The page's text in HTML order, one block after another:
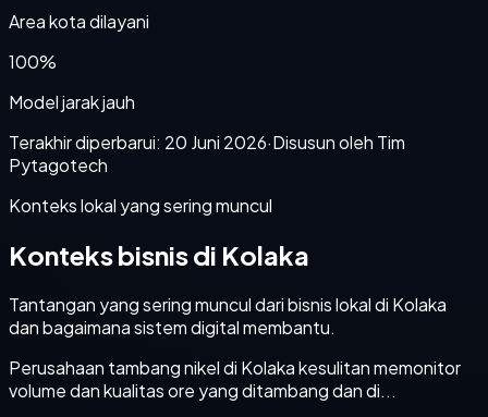
Area kota dilayani
100%
Model jarak jauh
Terakhir diperbarui: 20 Juni 2026·Disusun oleh Tim
Pytagotech
Konteks lokal yang sering muncul
Konteks bisnis di Kolaka
Tantangan yang sering muncul dari bisnis lokal di Kolaka
dan bagaimana sistem digital membantu.
Perusahaan tambang nikel di Kolaka kesulitan memonitor
volume dan kualitas ore yang ditambang dan di...